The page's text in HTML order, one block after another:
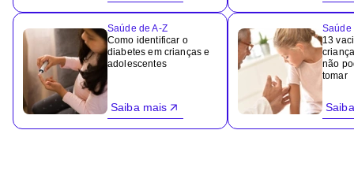
Saúde de A-Z
Como identificar o
diabetes em crianças e
adolescentes
Saiba mais
Saúde
13
não
tomar